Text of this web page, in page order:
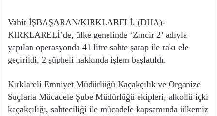
Vahit İŞBAŞARAN/KIRKLARELİ, (DHA)-
KIRKLARELİ’de, ülke genelinde ‘Zincir 2’ adıyla
yapılan operasyonda 41 litre sahte şarap ile rakı ele
geçirildi, 2 şüpheli hakkında işlem başlatıldı.
Kırklareli Emniyet Müdürlüğü Kaçakçılık ve Organize
Suçlarla Mücadele Şube Müdürlüğü ekipleri, alkollü içki
kaçakçılığı, sahteciliği ile mücadele kapsamında ülkemiz